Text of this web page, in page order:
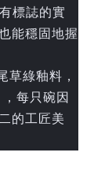
標誌的實
能穩固地握
草綠釉料，
每只碗因
的工匠美